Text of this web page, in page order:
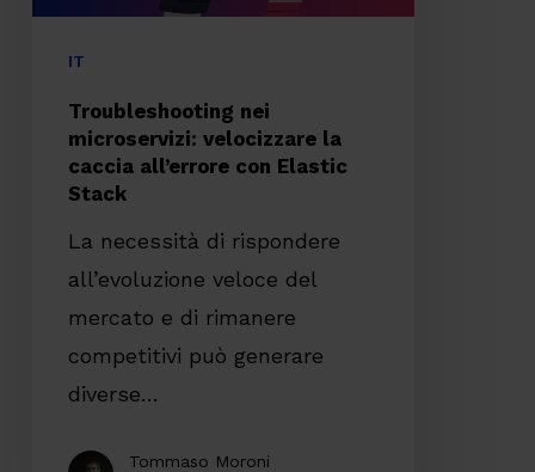
con
Elastic
IT
Troubleshooting nei
microservizi: velocizzare la
caccia all’errore con Elastic
Stack
La necessità di rispondere
all’evoluzione veloce del
mercato e di rimanere
competitivi può generare
diverse…
Tommaso Moroni